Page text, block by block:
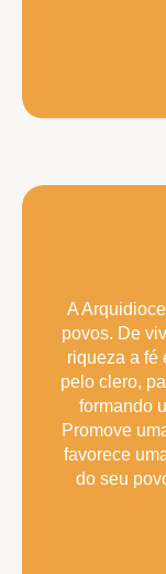
A
povos. De
riqueza a fé
pelo clero,
formando
Promove
favorece
do seu